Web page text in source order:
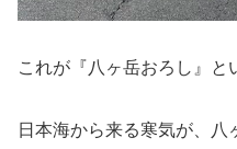
これが『八ヶ岳おろし』と
日本海から来る寒気が、八